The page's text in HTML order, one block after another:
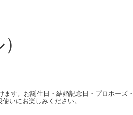
す。お誕生日・結婚記念日・プロポーズ
いにお楽しみください。